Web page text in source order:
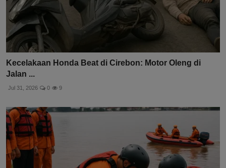
Kecelakaan Honda Beat di Cirebon: Motor Oleng di
Jalan ...
Jul 31, 2026 0 9